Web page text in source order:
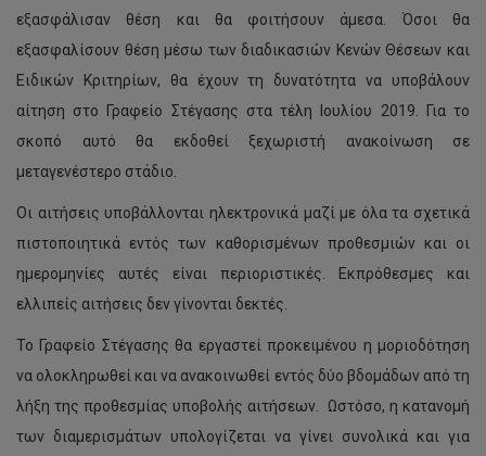
εξασφάλισαν θέση και θα φοιτήσουν άμεσα. Όσοι θα
εξασφαλίσουν θέση μέσω των διαδικασιών Κενών Θέσεων και
Ειδικών Κριτηρίων, θα έχουν τη δυνατότητα να υποβάλουν
αίτηση στο Γραφείο Στέγασης στα τέλη Ιουλίου 2019. Για το
σκοπό αυτό θα εκδοθεί ξεχωριστή ανακοίνωση σε
μεταγενέστερο στάδιο.
Οι αιτήσεις υποβάλλονται ηλεκτρονικά μαζί με όλα τα σχετικά
πιστοποιητικά εντός των καθορισμένων προθεσμιών και οι
ημερομηνίες αυτές είναι περιοριστικές. Εκπρόθεσμες και
ελλιπείς αιτήσεις δεν γίνονται δεκτές.
Το Γραφείο Στέγασης θα εργαστεί προκειμένου η μοριοδότηση
να ολοκληρωθεί και να ανακοινωθεί εντός δύο βδομάδων από τη
λήξη της προθεσμίας υποβολής αιτήσεων. Ωστόσο, η κατανομή
των διαμερισμάτων υπολογίζεται να γίνει συνολικά και για